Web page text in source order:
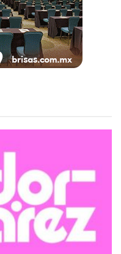
una nueva etapa en
inteligente y adaptable
y descansar con el
de una cadena